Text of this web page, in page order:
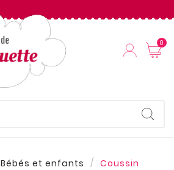
0
Bébés et enfants
Coussin